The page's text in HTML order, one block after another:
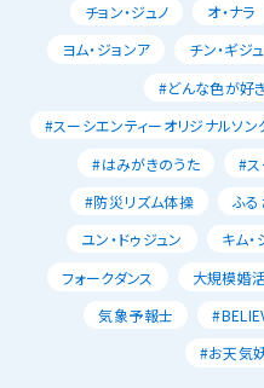
チョン・ジュノ
オ・ナラ
ヨム・ジョンア
チン・ギジュ
#どんな色が好き
#スーシエンティーオリジナルソン
#はみがきのうた
#ス
#防災リズム体操
ふ
ユン・ドゥジュン
キム・
フォークダンス
大規模婚
気象予報士
#お天気